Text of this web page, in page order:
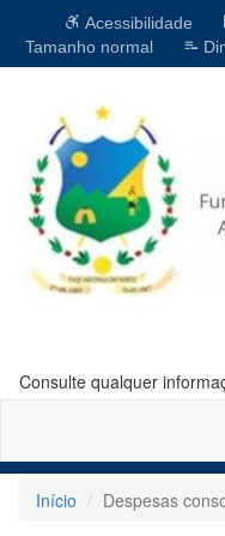
Acessibilidade
Tamanho normal
Consulte qualquer
Início
Despesas